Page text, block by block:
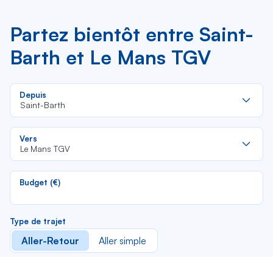
Partez bientôt entre Saint-
Barth et Le Mans TGV
Depuis
Saint-Barth
Vers
Le Mans TGV
Budget (€)
Type de trajet
Aller-Retour Aller simple